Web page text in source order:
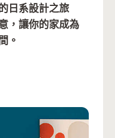
日系設計之旅
，讓你的家成為
。